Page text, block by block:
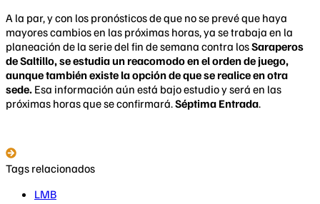
A la par, y con los pronósticos de que no se prevé que haya
mayores cambios en las próximas horas, ya se trabaja en la
planeación de la serie del fin de semana contra losSaraperos
de Saltillo, se estudia un reacomodo en el orden de juego,
aunque también existe la opción de que se realice en otra
sede. Esa información aún está bajo estudio y será en las
próximas horas que se confirmará.Séptima Entrada.
Tags relacionados
LMB